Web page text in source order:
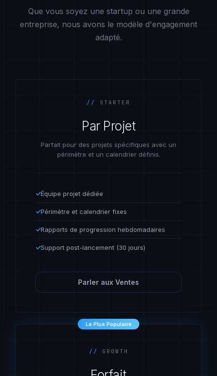
Que vous soyez une startup ou une grande
entreprise, nous avons le modèle d'engagement
adapté.
// STARTER
Par Projet
Parfait pour des projets spécifiques avec un
périmètre et un calendrier définis.
✓Équipe projet dédiée
✓Périmètre et calendrier fixes
✓Rapports de progression hebdomadaires
✓Support post-lancement (30 jours)
Parler aux Ventes
Le Plus Populaire
// GROWTH